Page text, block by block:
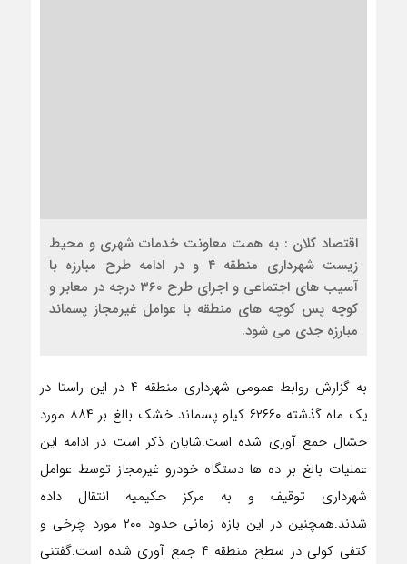
اقتصاد کلان : به همت معاونت خدمات شهری و محیط
زیست شهرداری منطقه ۴ و در ادامه طرح مبارزه با
آسیب های اجتماعی و اجرای طرح ۳۶۰ درجه در معابر و
کوچه پس کوچه های منطقه با عوامل غیرمجاز پسماند
مبارزه جدی می شود.
به گزارش روابط عمومی شهرداری منطقه ۴ در این راستا در
یک ماه گذشته ۶۲۶۶۰ کیلو پسماند خشک بالغ بر ۸۸۴ مورد
خشال جمع آوری شده است.شایان ذکر است در ادامه این
عملیات بالغ بر ده ها دستگاه خودرو غیرمجاز توسط عوامل
شهرداری توقیف و به مرکز حکیمیه انتقال داده
شدند.همچنین در این بازه زمانی حدود ۲۰۰ مورد چرخی و
کتفی کولی در سطح منطقه ۴ جمع آوری شده است.گفتنی